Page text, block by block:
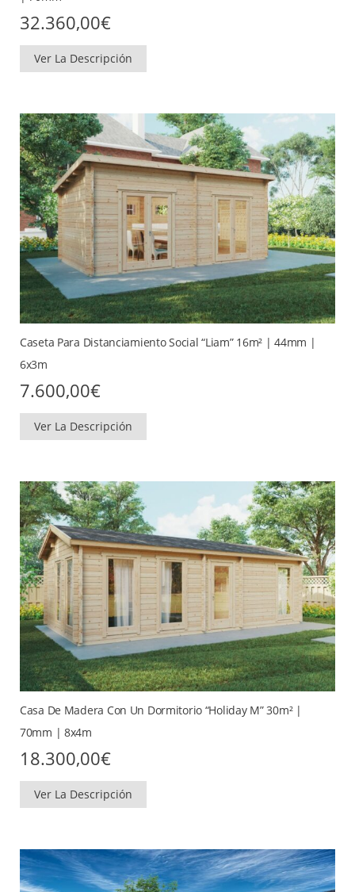
32.360,00€
Ver La Descripción
Caseta Para Distanciamiento Social “Liam” 16m² | 44mm |
6x3m
7.600,00€
Ver La Descripción
Casa De Madera Con Un Dormitorio “Holiday M” 30m² |
70mm | 8x4m
18.300,00€
Ver La Descripción